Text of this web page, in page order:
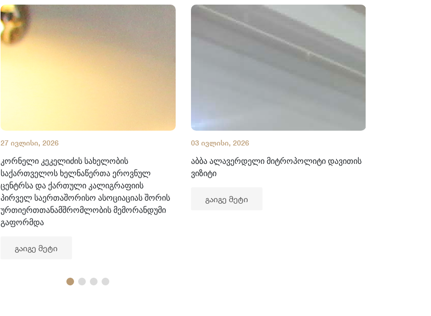
27 ივლისი, 2026
კორნელი კეკელიძის სახელობის
საქართველოს ხელნაწერთა ეროვნულ
ცენტრსა და ქართული კალიგრაფიის
პირველ საერთაშორისო ასოციაციას შორის
ურთიერთთანამშრომლობის მემორანდუმი
გაფორმდა
გაიგე მეტი
03 ივლისი, 2026
აბბა ალავერდელი მიტროპოლიტი დავითის
ვიზიტი
გაიგე მეტი